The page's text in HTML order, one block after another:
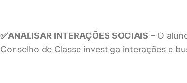
✅ANALISAR INTERAÇÕES SOCIAIS – O
Conselho de Classe investiga interações e